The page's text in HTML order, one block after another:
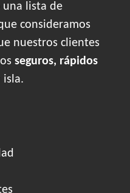
una lista de
consideramos
nuestros clientes
seguros, rápidos
isla.